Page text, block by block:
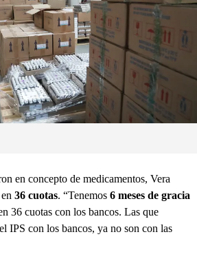
en concepto de medicamentos, Vera
36 cuotas. “Tenemos 6 meses de gracia
36 cuotas con los bancos. Las que
IPS con los bancos, ya no son con las